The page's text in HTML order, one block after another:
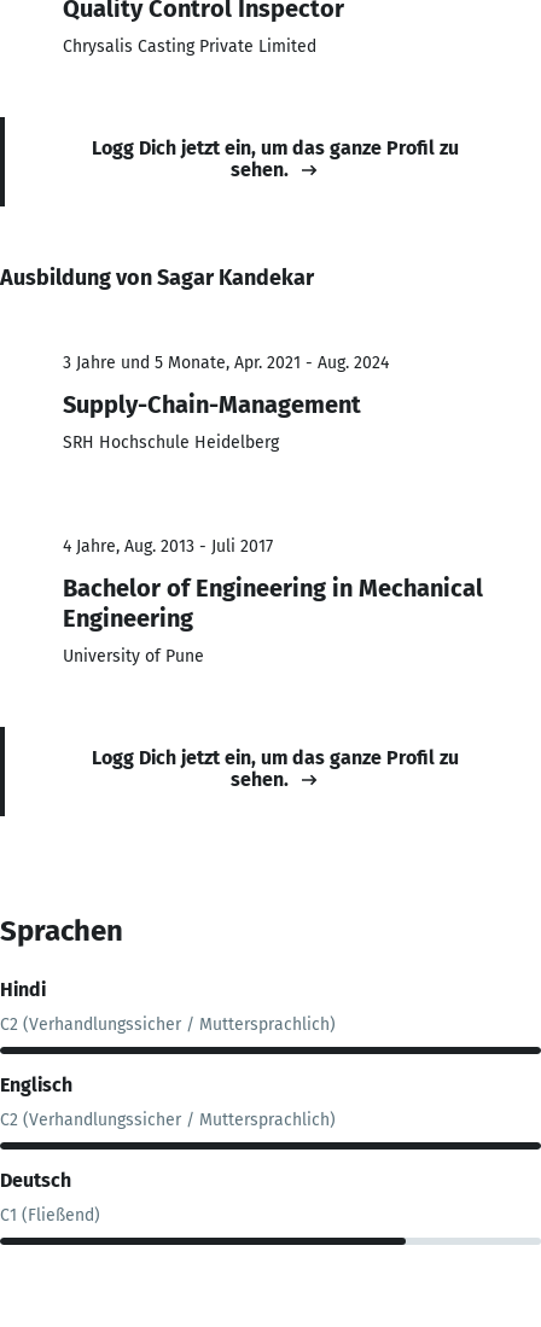
Quality Control Inspector
Chrysalis Casting Private Limited
Logg Dich jetzt ein, um das ganze Profil zu
sehen.
Ausbildung von Sagar Kandekar
3 Jahre und 5 Monate, Apr. 2021 - Aug. 2024
Supply-Chain-Management
SRH Hochschule Heidelberg
4 Jahre, Aug. 2013 - Juli 2017
Bachelor of Engineering in Mechanical
Engineering
University of Pune
Logg Dich jetzt ein, um das ganze Profil zu
sehen.
Sprachen
Hindi
C2 (Verhandlungssicher / Muttersprachlich)
Englisch
C2 (Verhandlungssicher / Muttersprachlich)
Deutsch
C1 (Fließend)